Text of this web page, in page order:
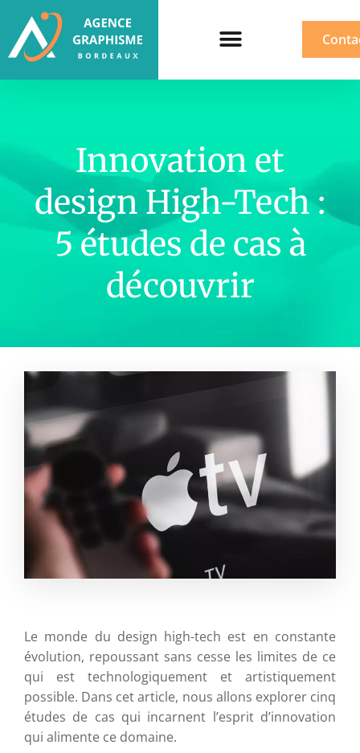
Innovation et
design High-Tech :
5 études de cas à
découvrir
Le monde du design high-tech est en constante
évolution, repoussant sans cesse les limites de ce
qui est technologiquement et artistiquement
possible. Dans cet article, nous allons explorer cinq
études de cas qui incarnent l’esprit d’innovation
qui alimente ce domaine.